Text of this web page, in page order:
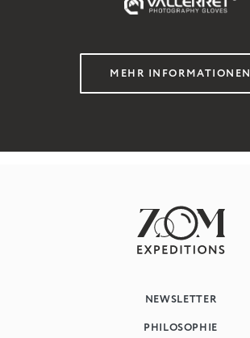
MEHR INFORMATIONEN
NEWSLETTER
PHILOSOPHIE